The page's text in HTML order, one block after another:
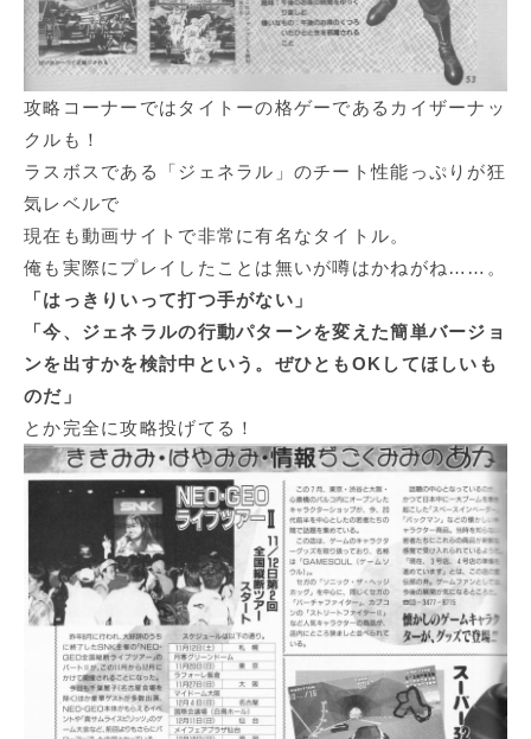
攻略コーナーではタイトーの格ゲーであるカイザーナッ
クルも！
ラスボスである「ジェネラル」のチート性能っぷりが狂
気レベルで
現在も動画サイトで非常に有名なタイトル。
俺も実際にプレイしたことは無いが噂はかねがね……。
「はっきりいって打つ手がない」
「今、ジェネラルの行動パターンを変えた簡単バージョ
ンを出すかを検討中という。ぜひともOKしてほしいも
のだ」
とか完全に攻略投げてる！